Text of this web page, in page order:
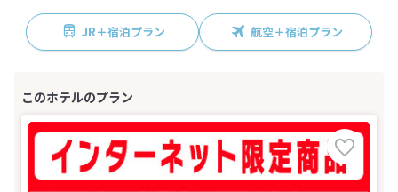
JR＋宿泊プラン 航空＋宿泊プラン